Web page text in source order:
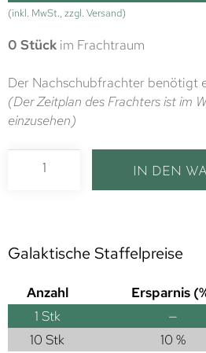
(inkl. MwSt., zzgl. Versand)
0 Stück im Frachtraum
Der Nachschubfrachter benötigt
(Der Zeitplan des Frachters ist im
einzusehen)
IN DEN
Galaktische Staffelpreise
Anzahl Ersparnis
1 Stk —
10 Stk
10 %